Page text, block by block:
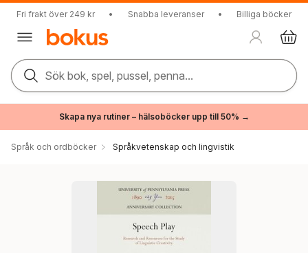
Fri frakt över 249 kr • Snabba leveranser • Billiga böcker
Sök bok, spel, pussel, penna...
Skapa nya rutiner – hälsoböcker upp till 50% →
Språk och ordböcker Språkvetenskap och lingvistik